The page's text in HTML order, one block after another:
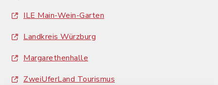
ILE Main-Wein-Garten
Landkreis Würzburg
Margarethenhalle
ZweiUferLand Tourismus